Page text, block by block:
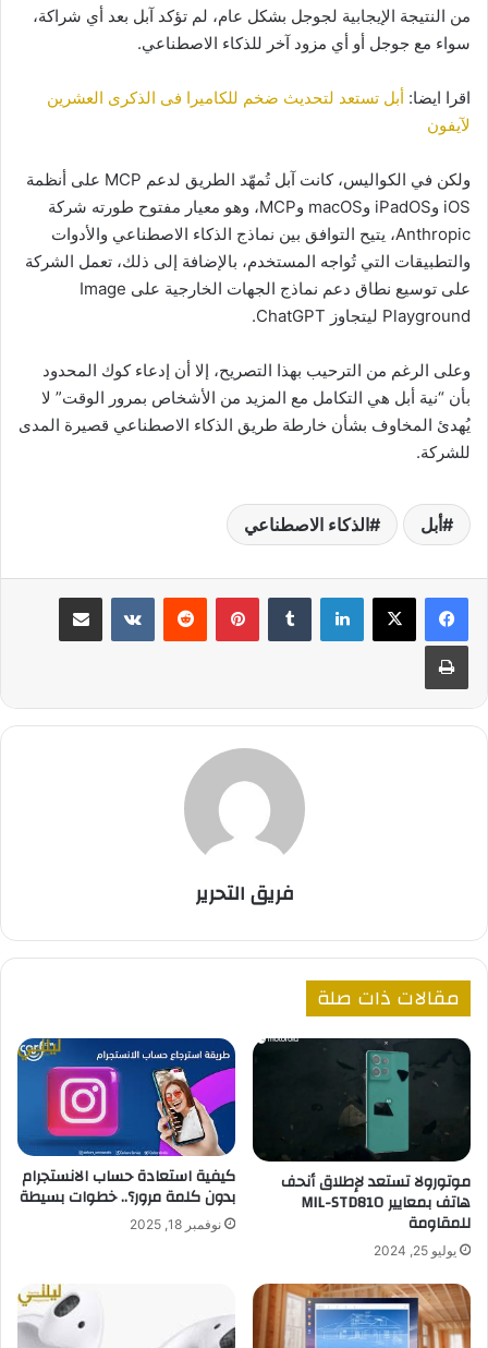
من النتيجة الإيجابية لجوجل بشكل عام، لم تؤكد آبل بعد أي شراكة،
سواء مع جوجل أو أي مزود آخر للذكاء الاصطناعي.
اقرا ايضا: أبل تستعد لتحديث ضخم للكاميرا فى الذكرى العشرين
لآيفون
ولكن في الكواليس، كانت آبل تُمهّد الطريق لدعم MCP على أنظمة
iOS وiPadOS وmacOS وMCP، وهو معيار مفتوح طورته شركة
Anthropic، يتيح التوافق بين نماذج الذكاء الاصطناعي والأدوات
والتطبيقات التي تُواجه المستخدم، بالإضافة إلى ذلك، تعمل الشركة
على توسيع نطاق دعم نماذج الجهات الخارجية على Image
Playground ليتجاوز ChatGPT.
وعلى الرغم من الترحيب بهذا التصريح، إلا أن إدعاء كوك المحدود
بأن “نية أبل هي التكامل مع المزيد من الأشخاص بمرور الوقت” لا
يُهدئ المخاوف بشأن خارطة طريق الذكاء الاصطناعي قصيرة المدى
للشركة.
أبل الذكاء الاصطناعي
لينكدإن بينتيريست مشاركة عبر البريد
طباعة
فريق التحرير
مقالات ذات صلة
موتورولا تستعد لإطلاق أنحف
هاتف بمعايير MIL-STD810
للمقاومة
يوليو 25, 2024
كيفية استعادة حساب الانستجرام
بدون كلمة مرور؟.. خطوات بسيطة
نوفمبر 18, 2025